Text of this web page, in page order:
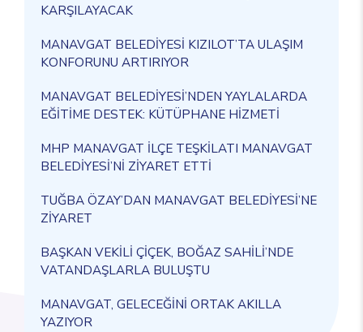
KARŞILAYACAK
MANAVGAT BELEDİYESİ KIZILOT’TA ULAŞIM
KONFORUNU ARTIRIYOR
MANAVGAT BELEDİYESİ’NDEN YAYLALARDA
EĞİTİME DESTEK: KÜTÜPHANE HİZMETİ
MHP MANAVGAT İLÇE TEŞKİLATI MANAVGAT
BELEDİYESİ’Nİ ZİYARET ETTİ
TUĞBA ÖZAY’DAN MANAVGAT BELEDİYESİ’NE
ZİYARET
BAŞKAN VEKİLİ ÇİÇEK, BOĞAZ SAHİLİ’NDE
VATANDAŞLARLA BULUŞTU
MANAVGAT, GELECEĞİNİ ORTAK AKILLA
YAZIYOR